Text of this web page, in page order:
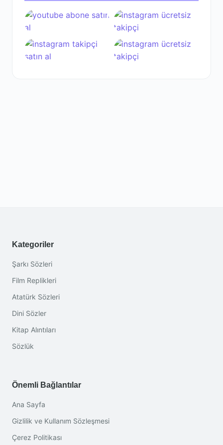
Kategoriler
Şarkı Sözleri
Film Replikleri
Atatürk Sözleri
Dini Sözler
Kitap Alıntıları
Sözlük
Önemli Bağlantılar
Ana Sayfa
Gizlilik ve Kullanım Sözleşmesi
Çerez Politikası